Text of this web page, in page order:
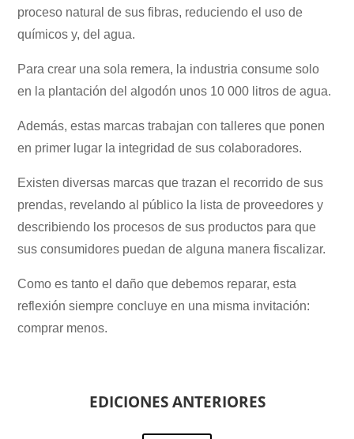
proceso natural de sus fibras, reduciendo el uso de
químicos y, del agua.
Para crear una sola remera, la industria consume solo
en la plantación del algodón unos 10 000 litros de agua.
Además, estas marcas trabajan con talleres que ponen
en primer lugar la integridad de sus colaboradores.
Existen diversas marcas que trazan el recorrido de sus
prendas, revelando al público la lista de proveedores y
describiendo los procesos de sus productos para que
sus consumidores puedan de alguna manera fiscalizar.
Como es tanto el daño que debemos reparar, esta
reflexión siempre concluye en una misma invitación:
comprar menos.
EDICIONES ANTERIORES